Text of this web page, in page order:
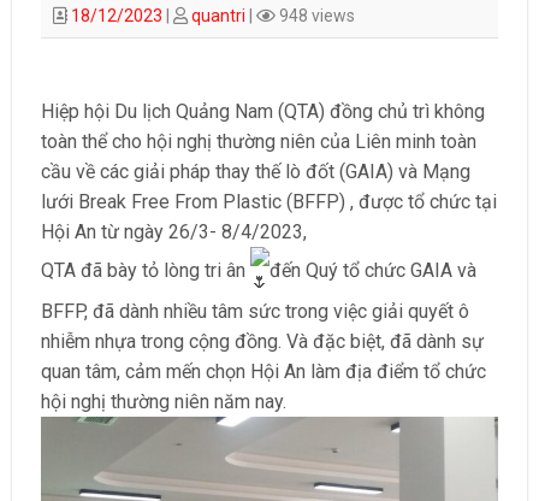
18/12/2023 quantri 948 views
Hiệp hội Du lịch Quảng Nam (QTA) đồng chủ trì không
toàn thể cho hội nghị thường niên của Liên minh toàn
cầu về các giải pháp thay thế lò đốt (GAIA) và Mạng
lưới Break Free From Plastic (BFFP) , được tổ chức tại
Hội An từ ngày 26/3- 8/4/2023,
QTA đã bày tỏ lòng tri ân
đến Quý tổ chức GAIA và
BFFP, đã dành nhiều tâm sức trong việc giải quyết ô
nhiễm nhựa trong cộng đồng. Và đặc biệt, đã dành sự
quan tâm, cảm mến chọn Hội An làm địa điểm tổ chức
hội nghị thường niên năm nay.